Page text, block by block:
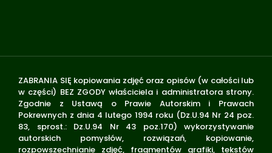
ZABRANIA SIĘ kopiowania zdjęć oraz opisów (w całości lub
w części) BEZ ZGODY właściciela i administratora strony.
Zgodnie z Ustawą o Prawie Autorskim i Prawach
Pokrewnych z dnia 4 lutego 1994 roku (Dz.U.94 Nr 24 poz.
83, sprost.: Dz.U.94 Nr 43 poz.170) wykorzystywanie
autorskich pomysłów, rozwiązań, kopiowanie,
rozpowszechnianie zdjęć, fragmentów grafiki, tekstów